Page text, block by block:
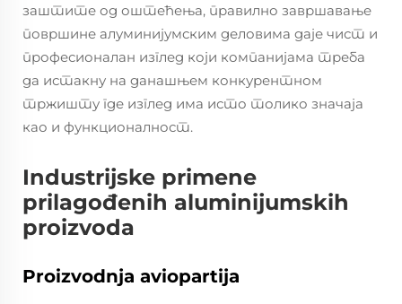
заштите од оштећења, правилно завршавање
површине алуминијумским деловима даје чист и
професионалан изглед који компанијама треба
да истакну на данашњем конкурентном
тржишту где изглед има исто толико значаја
као и функционалност.
Industrijske primene
prilagođenih aluminijumskih
proizvoda
Proizvodnja aviopartija